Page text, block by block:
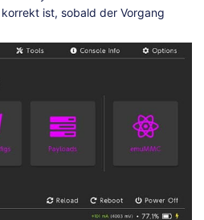
ist, sobald der Vorgang